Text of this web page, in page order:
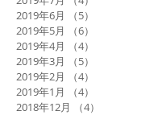
2019年6月
（5）
2019年5月
（6）
2019年4月
（4）
2019年3月
（5）
2019年2月
（4）
2019年1月
（4）
2018年12月
（4）